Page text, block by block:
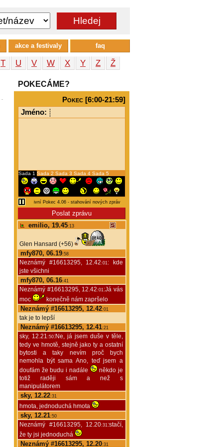
T U V W X Y Z
Ž
POKECÁME?
Pokec [6:00-21:59]
Jméno:
Sada 1 Sada 2 Sada 3 Sada 4 Sada 5
emilio, 19.45:13
Glen Hansard (+56)
mfy870, 06.19:58
Neznámý #16613295, 12.42:01: kde
jste všichni
mfy870, 06.16:41
Neznámý #16613295, 12.42:01:Já vás
moc
konečně nám zapršelo
Neznámý #16613295, 12.42:01
tak je to lepší
Neznámý #16613295, 12.41:21
sky, 12.21:50:Ne, já jsem duše v těle,
tedy ve hmotě, stejně jako ty a ostatní
bytosti a taky nevím proč bych
nemohla být sama Ano, teď jsem a
doufám že budu i nadále
někdo je
totiž raději sám a než s
manipulátorem
sky, 12.22:31
hmota, jednoduchá hmota
sky, 12.21:50
Neznámý #16613295, 12.20:31:stačí,
že ty jsi jednoduchá
Neznámý #16613295, 12.20:31
akce a festivaly faq